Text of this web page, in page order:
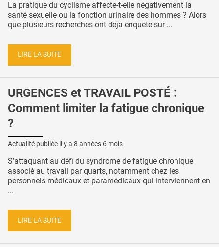
La pratique du cyclisme affecte-t-elle négativement la
santé sexuelle ou la fonction urinaire des hommes ? Alors
que plusieurs recherches ont déjà enquêté sur ...
LIRE LA SUITE
URGENCES et TRAVAIL POSTÉ :
Comment limiter la fatigue chronique
?
Actualité publiée il y a 8 années 6 mois
S’attaquant au défi du syndrome de fatigue chronique
associé au travail par quarts, notamment chez les
personnels médicaux et paramédicaux qui interviennent en
...
LIRE LA SUITE